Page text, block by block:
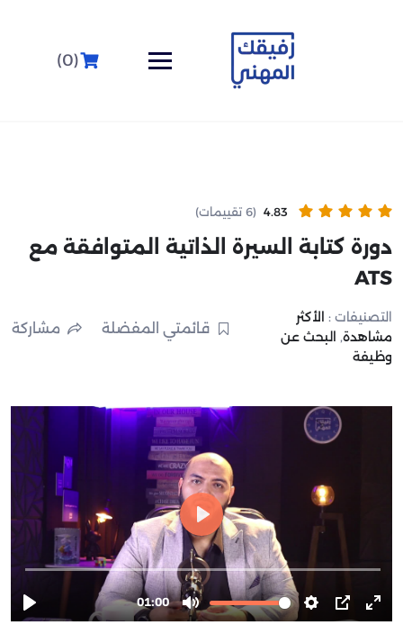
(0)
4.83 (6 تقييمات)
دورة كتابة السيرة الذاتية المتوافقة مع
ATS
التصنيفات : الأكثر
مشاهدة, البحث عن
وظيفة
قائمتي المفضلة مشاركة